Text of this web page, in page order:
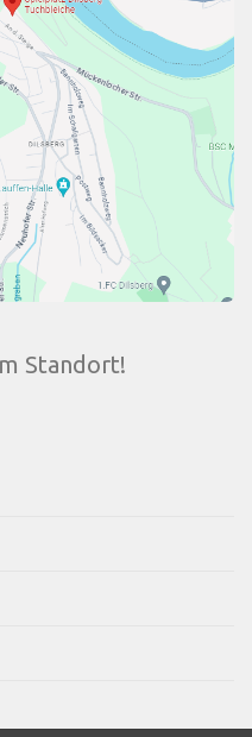
Standort!